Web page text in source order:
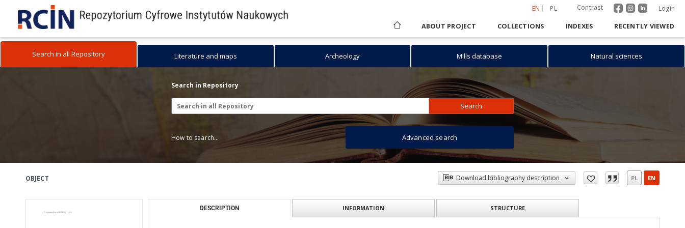
EN PL Contrast Login
ABOUT PROJECT COLLECTIONS INDEXES RECENTLY VIEWED
Search in all Repository Literature and maps Archeology Mills database Natural sciences
Search in Repository
Search
How to search... Advanced search
OBJECT Download bibliography description PL EN
DESCRIPTION INFORMATION STRUCTURE